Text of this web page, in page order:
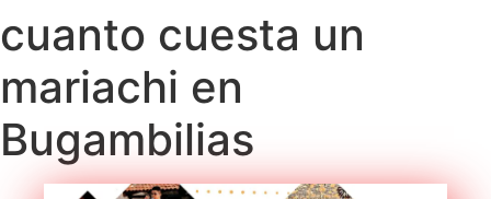
cuanto cuesta un
mariachi en
Bugambilias